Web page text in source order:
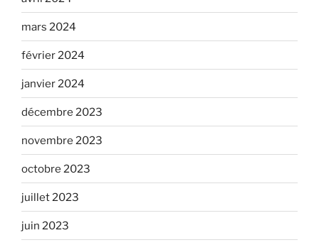
mars 2024
février 2024
janvier 2024
décembre 2023
novembre 2023
octobre 2023
juillet 2023
juin 2023